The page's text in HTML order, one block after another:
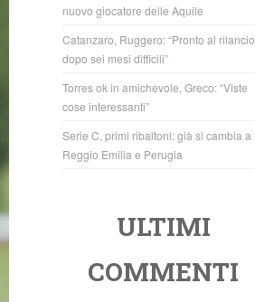
nuovo giocatore delle Aquile
Catanzaro, Ruggero: “Pronto al rilancio
dopo sei mesi difficili”
Torres ok in amichevole, Greco: “Viste
cose interessanti”
Serie C, primi ribaltoni: già si cambia a
Reggio Emilia e Perugia
ULTIMI
COMMENTI